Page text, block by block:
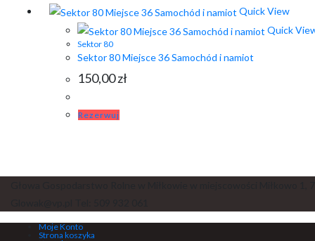
Quick View
Quick
Sektor 80
Sektor 80 Miejsce 36 Samochód i namiot
150,00zł
Rezerwuj
Moje Konto
Strona koszyka